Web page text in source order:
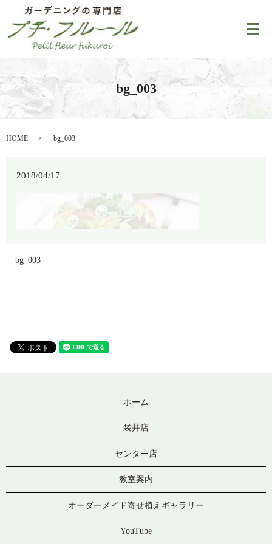
メ
bg_003
HOME bg_003
2018/04/17
bg_003
ホーム
袋井店
センター店
教室案内
オーダーメイド寄せ植えギャラリー
YouTube